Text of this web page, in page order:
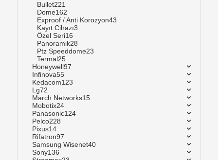
Bullet221
Dome162
Exproof / Anti Korozyon43
Kayıt Cihazı3
Özel Seri16
Panoramik28
Ptz Speeddome23
Termal25
Honeywell97
Infinova55
Kedacom123
Lg72
March Networks15
Mobotix24
Panasonic124
Pelco228
Pixus14
Rifatron97
Samsung Wisenet40
Sony136